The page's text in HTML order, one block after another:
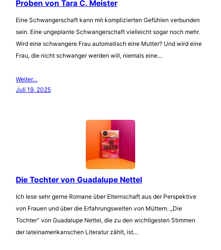
Proben von Tara C. Meister
Eine Schwangerschaft kann mit komplizierten Gefühlen verbunden
sein. Eine ungeplante Schwangerschaft vielleicht sogar noch mehr.
Wird eine schwangere Frau automatisch eine Mutter? Und wird eine
Frau, die nicht schwanger werden will, niemals eine…
Weiter…
Juli 19, 2025
Die Tochter von Guadalupe Nettel
Ich lese sehr gerne Romane über Elternschaft aus der Perspektive
von Frauen und über die Erfahrungswelten von Müttern. „Die
Tochter“ von Guadalupe Nettel, die zu den wichtigesten Stimmen
der lateinamerikanschen Literatur zählt, ist…